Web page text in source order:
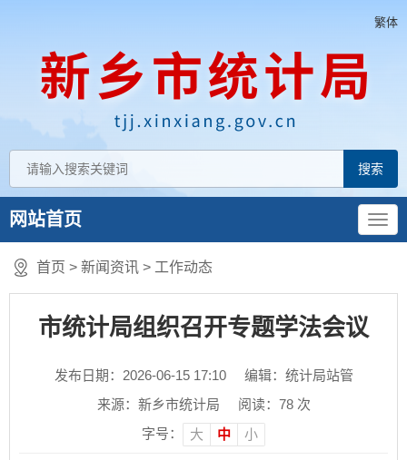
繁体
网站首页
首页 > 新闻资讯 > 工作动态
市统计局组织召开专题学法会议
发布日期：2026-06-15 17:10
编辑：统计局站管
来源：新乡市统计局
阅读： 78次
字号：
大 中 小